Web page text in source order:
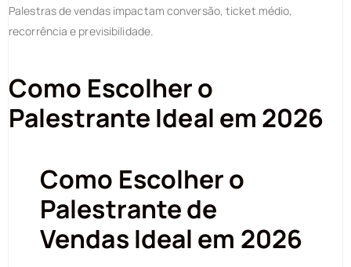
Palestras de vendas impactam conversão, ticket médio,
recorrência e previsibilidade.
Como Escolher o
Palestrante Ideal em 2026
Como Escolher o
Palestrante de
Vendas Ideal em 2026